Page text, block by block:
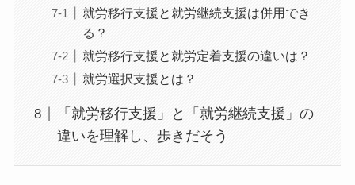
就労移行支援と就労継続支援は併用でき
る？
就労移行支援と就労定着支援の違いは？
就労選択支援とは？
「就労移行支援」と「就労継続支援」の
違いを理解し、歩きだそう